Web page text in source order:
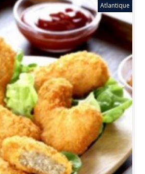
Atlantique